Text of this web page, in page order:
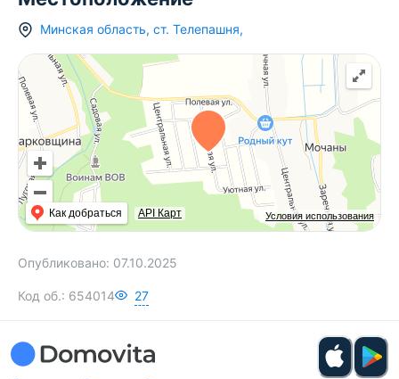
Минская область, ст. Телепашня,
Условия использования
Как добраться API Карт
Опубликовано: 07.10.2025
Код об.: 654014 27